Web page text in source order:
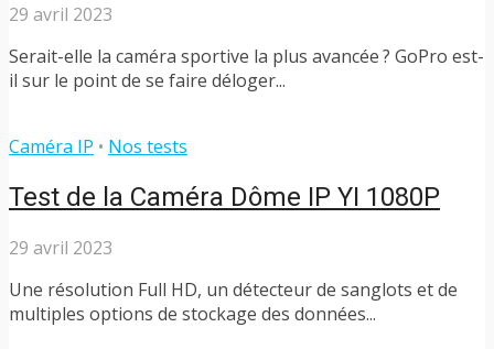
29 avril 2023
Serait-elle la caméra sportive la plus avancée ? GoPro est-
il sur le point de se faire déloger...
Caméra IP • Nos tests
Test de la Caméra Dôme IP YI 1080P
29 avril 2023
Une résolution Full HD, un détecteur de sanglots et de
multiples options de stockage des données...